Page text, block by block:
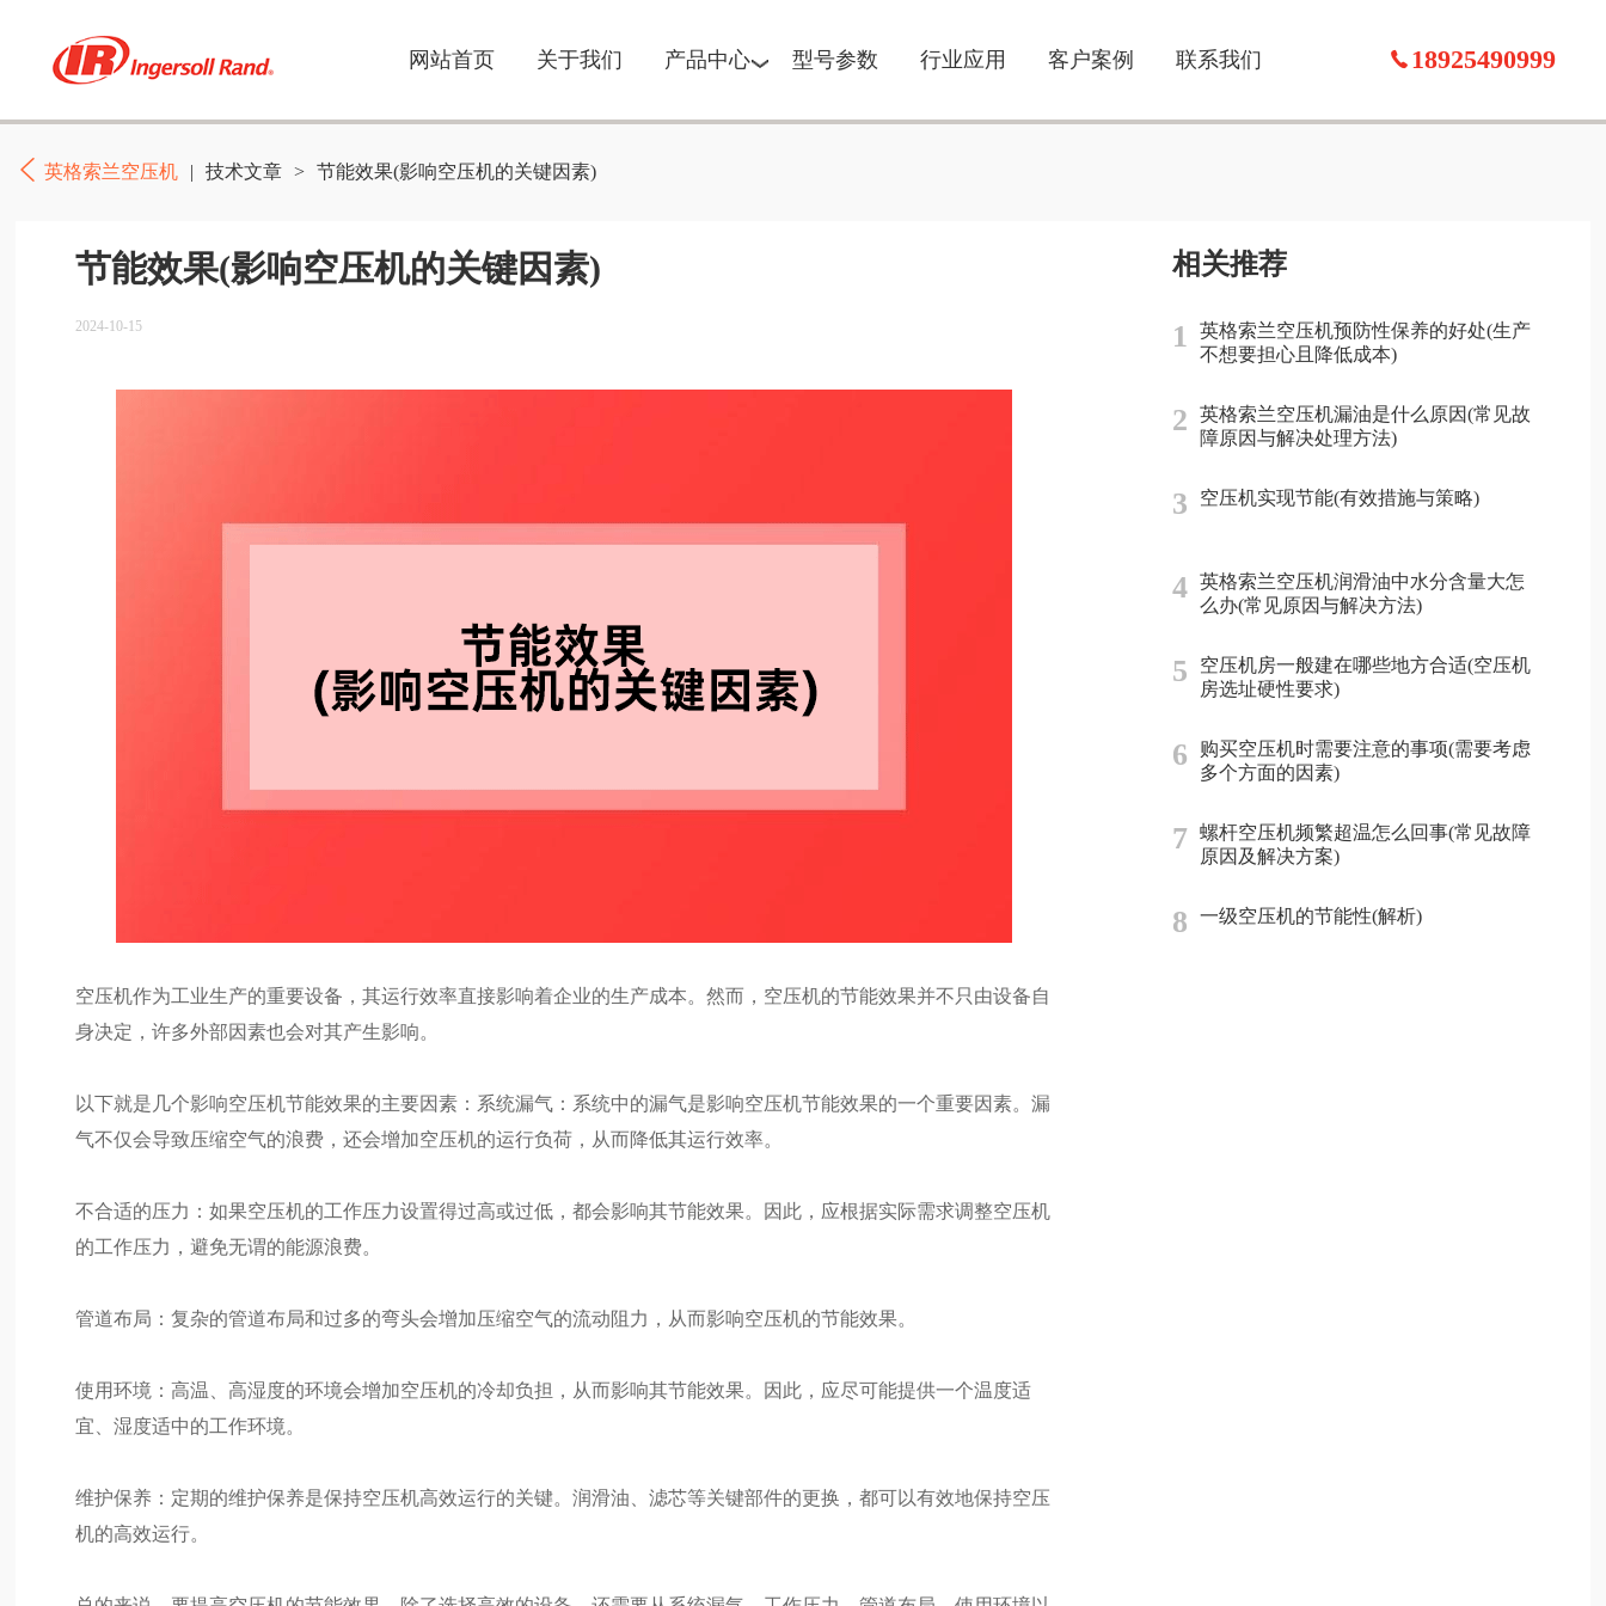
网站首页 关于我们 产品中心 型号参数 行业应用 客户案例 联系我们 18925490999
英格索兰空压机 | 技术文章 > 节能效果(影响空压机的关键因素)
节能效果(影响空压机的关键因素)
2024-10-15
空压机作为工业生产的重要设备，其运行效率直接影响着企业的生产成本。然而，空压机的节能效果并不只由设备自
身决定，许多外部因素也会对其产生影响。
以下就是几个影响空压机节能效果的主要因素：系统漏气：系统中的漏气是影响空压机节能效果的一个重要因素。漏
气不仅会导致压缩空气的浪费，还会增加空压机的运行负荷，从而降低其运行效率。
不合适的压力：如果空压机的工作压力设置得过高或过低，都会影响其节能效果。因此，应根据实际需求调整空压机
的工作压力，避免无谓的能源浪费。
管道布局：复杂的管道布局和过多的弯头会增加压缩空气的流动阻力，从而影响空压机的节能效果。
使用环境：高温、高湿度的环境会增加空压机的冷却负担，从而影响其节能效果。因此，应尽可能提供一个温度适
宜、湿度适中的工作环境。
维护保养：定期的维护保养是保持空压机高效运行的关键。润滑油、滤芯等关键部件的更换，都可以有效地保持空压
机的高效运行。
相关推荐
1
英格索兰空压机预防性保养的好处(生产
不想要担心且降低成本)
2
英格索兰空压机漏油是什么原因(常见故
障原因与解决处理方法)
3 空压机实现节能(有效措施与策略)
4
英格索兰空压机润滑油中水分含量大怎
么办(常见原因与解决方法)
5
空压机房一般建在哪些地方合适(空压机
房选址硬性要求)
6
购买空压机时需要注意的事项(需要考虑
多个方面的因素)
7
螺杆空压机频繁超温怎么回事(常见故障
原因及解决方案)
8 一级空压机的节能性(解析)